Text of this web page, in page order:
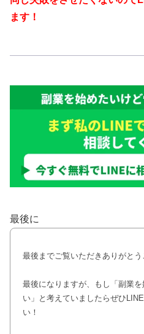
ます！
最後に
最後までご覧いただきありがとう
最後になりますが、もし「副業
い」と考えていましたらぜひ
い！